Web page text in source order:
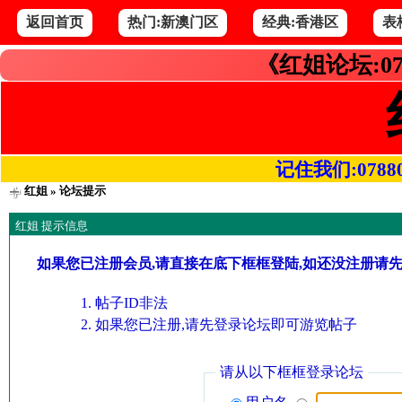
返回首页 热门:新澳门区 经典:香港区 表
《红姐论坛
记住我们
红姐» 论坛提示
红姐 提示信息
如果您已注册会员,请直接在底下框框登陆,如还没注册请
帖子ID非法
如果您已注册,请先登录论坛即可游览帖子
请从以下框框登录论坛